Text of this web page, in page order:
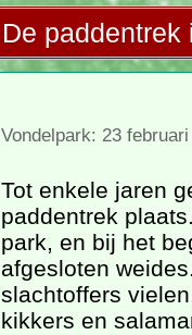
De paddentrek
Vondelpark: 23
Tot enkele jaren
paddentrek
park, en bij het
afgesloten
slachtoffers
kikkers en